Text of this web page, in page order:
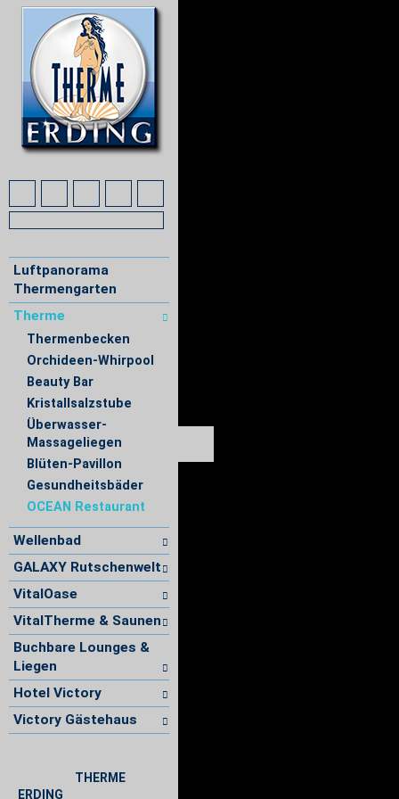
Luftpanorama
Thermengarten
Therme
Thermenbecken
Orchideen-Whirpool
Beauty Bar
Kristallsalzstube
Überwasser-
Massageliegen
Blüten-Pavillon
Gesundheitsbäder
OCEAN Restaurant
Wellenbad
GALAXY Rutschenwelt
VitalOase
VitalTherme & Saunen
Buchbare Lounges &
Liegen
Hotel Victory
Victory Gästehaus
THERME
ERDING